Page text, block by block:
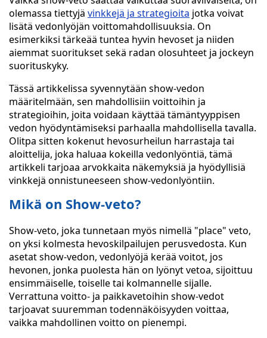
olemassa tiettyjä vinkkejä ja strategioita jotka voivat
lisätä vedonlyöjän voittomahdollisuuksia. On
esimerkiksi tärkeää tuntea hyvin hevoset ja niiden
aiemmat suoritukset sekä radan olosuhteet ja jockeyn
suorituskyky.
Tässä artikkelissa syvennytään show-vedon
määritelmään, sen mahdollisiin voittoihin ja
strategioihin, joita voidaan käyttää tämäntyyppisen
vedon hyödyntämiseksi parhaalla mahdollisella tavalla.
Olitpa sitten kokenut hevosurheilun harrastaja tai
aloittelija, joka haluaa kokeilla vedonlyöntiä, tämä
artikkeli tarjoaa arvokkaita näkemyksiä ja hyödyllisiä
vinkkejä onnistuneeseen show-vedonlyöntiin.
Mikä on Show-veto?
Show-veto, joka tunnetaan myös nimellä "place" veto,
on yksi kolmesta hevoskilpailujen perusvedosta. Kun
asetat show-vedon, vedonlyöjä kerää voitot, jos
hevonen, jonka puolesta hän on lyönyt vetoa, sijoittuu
ensimmäiselle, toiselle tai kolmannelle sijalle.
Verrattuna voitto- ja paikkavetoihin show-vedot
tarjoavat suuremman todennäköisyyden voittaa,
vaikka mahdollinen voitto on pienempi.